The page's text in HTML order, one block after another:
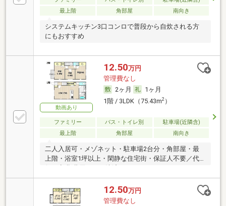
最上階
角部屋 南向き
システムキッチン3口コンロで普段から自炊される方
にもおすすめ
動画あり
12.50万円
管理費なし
2ヶ月
1ヶ月
1階 / 3LDK（75.43m2）
ファミリー バス・トイレ別
駐車場(近隣含)
最上階
角部屋 南向き
二人入居可・メゾネット・駐車場2台分・角部屋・最
上階・浴室1坪以上・閑静な住宅街・保証人不要／代
行 ・初期費用カード決済可
12.50万円
管理費なし